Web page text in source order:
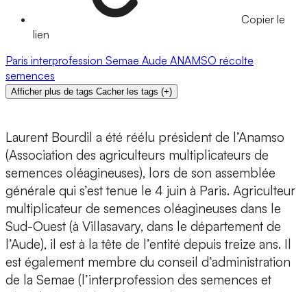
Copier le
lien
Paris interprofession Semae Aude ANAMSO récolte
semences
Afficher plus de tags Cacher les tags (+)
Laurent Bourdil a été réélu président de l’Anamso
(Association des agriculteurs multiplicateurs de
semences oléagineuses), lors de son assemblée
générale qui s’est tenue le 4 juin à Paris. Agriculteur
multiplicateur de semences oléagineuses dans le
Sud-Ouest (à Villasavary, dans le département de
l’Aude), il est à la tête de l’entité depuis treize ans. Il
est également membre du conseil d’administration
de la Semae (l’interprofession des semences et